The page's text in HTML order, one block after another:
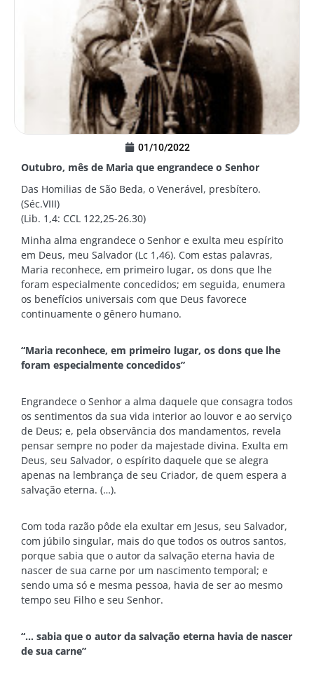
01/10/2022
Outubro, mês de Maria que engrandece o Senhor
Das Homilias de São Beda, o Venerável, presbítero.
(Séc.VIII)
(Lib. 1,4: CCL 122,25-26.30)
Minha alma engrandece o Senhor e exulta meu espírito
em Deus, meu Salvador (Lc 1,46). Com estas palavras,
Maria reconhece, em primeiro lugar, os dons que lhe
foram especialmente concedidos; em seguida, enumera
os benefícios universais com que Deus favorece
continuamente o gênero humano.
“Maria reconhece, em primeiro lugar, os dons que lhe
foram especialmente concedidos”
Engrandece o Senhor a alma daquele que consagra todos
os sentimentos da sua vida interior ao louvor e ao serviço
de Deus; e, pela observância dos mandamentos, revela
pensar sempre no poder da majestade divina. Exulta em
Deus, seu Salvador, o espírito daquele que se alegra
apenas na lembrança de seu Criador, de quem espera a
salvação eterna. (…).
Com toda razão pôde ela exultar em Jesus, seu Salvador,
com júbilo singular, mais do que todos os outros santos,
porque sabia que o autor da salvação eterna havia de
nascer de sua carne por um nascimento temporal; e
sendo uma só e mesma pessoa, havia de ser ao mesmo
tempo seu Filho e seu Senhor.
“… sabia que o autor da salvação eterna havia de nascer
de sua carne”